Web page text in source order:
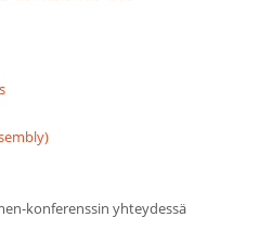
konferenssin yhteydessä